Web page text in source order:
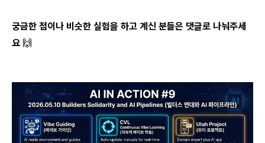
궁금한 점이나 비슷한 실험을 하고 계신 분들은 댓글로 나눠주세
요 🙌